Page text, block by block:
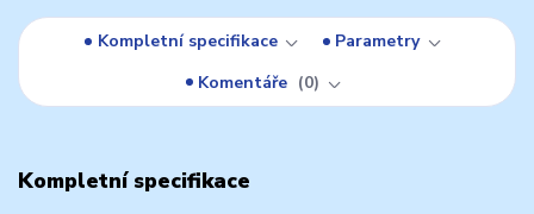
Kompletní specifikace
Parametry
Komentáře
0
Kompletní specifikace